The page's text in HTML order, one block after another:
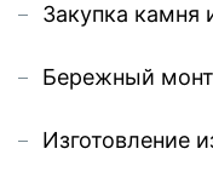
Закупка камня
Бережный
Изготовление